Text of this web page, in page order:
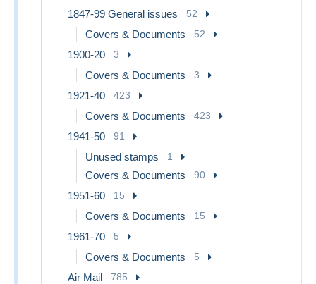
1847-99 General issues 52
Covers & Documents 52
1900-20 3
Covers & Documents 3
1921-40 423
Covers & Documents 423
1941-50 91
Unused stamps 1
Covers & Documents 90
1951-60 15
Covers & Documents 15
1961-70 5
Covers & Documents 5
Air Mail 785